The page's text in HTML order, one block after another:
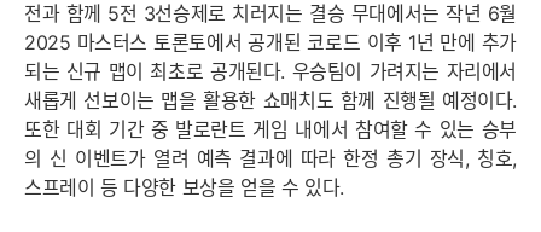
전과 함께 5전 3선승제로 치러지는 결승 무대에서는 작년 6월
2025 마스터스 토론토에서 공개된 코로드 이후 1년 만에 추가
되는 신규 맵이 최초로 공개된다. 우승팀이 가려지는 자리에서
새롭게 선보이는 맵을 활용한 쇼매치도 함께 진행될 예정이다.
또한 대회 기간 중 발로란트 게임 내에서 참여할 수 있는 승부
의 신 이벤트가 열려 예측 결과에 따라 한정 총기 장식, 칭호,
스프레이 등 다양한 보상을 얻을 수 있다.